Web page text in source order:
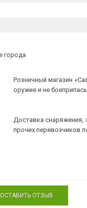
города
Розничный магазин
оружие и не
Доставка снаряжения,
прочих перевозчиков
ОСТАВИТЬ ОТЗЫВ